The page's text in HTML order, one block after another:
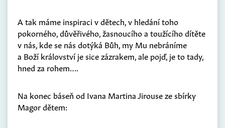
A tak máme inspiraci v dětech, v hledání toho
pokorného, důvěřivého, žasnoucího a toužícího dítěte
v nás, kde se nás dotýká Bůh, my Mu nebráníme
a Boží království je sice zázrakem, ale pojď, je to tady,
hned za rohem….
Na konec báseň od Ivana Martina Jirouse ze sbírky
Magor dětem: